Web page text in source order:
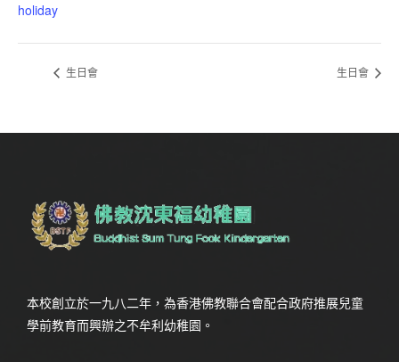
holiday
生日會 生日會
本校創立於一九八二年，為香港佛教聯合會配合政府推展兒童
學前教育而興辦之不牟利幼稚園。